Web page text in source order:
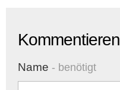
Kommentieren
Name - benötigt